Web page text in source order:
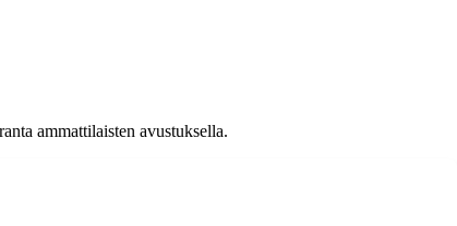
ammattilaisten avustuksella.